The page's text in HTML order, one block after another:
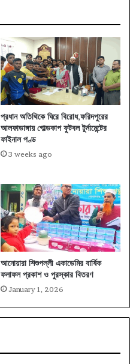
প্রধান অতিথিকে ঘিরে বিরোধ,ফরিদপুরের
আলফাডাঙ্গায় গোল্ডকাপ ফুটবল টুর্নামেন্টের
ফাইনাল পণ্ড
3 weeks ago
আনোয়ারা শিশুপল্লী একাডেমির বার্ষিক
ফলাফল প্রকাশ ও পুরস্কার বিতরণ
January 1, 2026